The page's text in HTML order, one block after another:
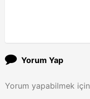
Yorum Yap
Yorum yapabilmek için